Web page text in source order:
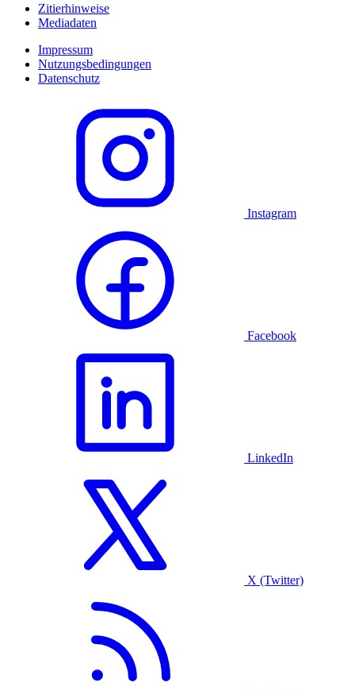
Zitierhinweise
Mediadaten
Impressum
Nutzungsbedingungen
Datenschutz
Instagram
Facebook
LinkedIn
X (Twitter)